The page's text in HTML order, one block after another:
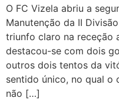
O FC Vizela abriu a
Manutenção da II
triunfo claro na receção
destacou-se com dois
outros dois tentos da
sentido único, no qual o
não […]